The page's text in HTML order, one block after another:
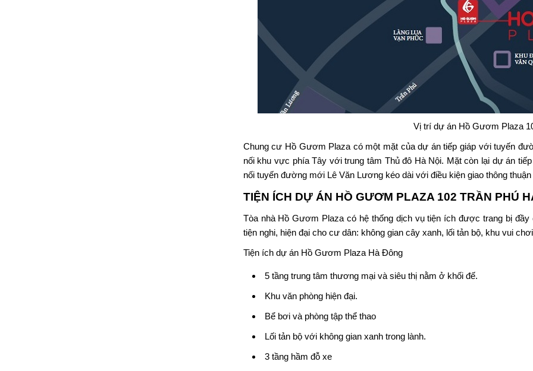
Vị trí dự án Hồ Gươm Plaza
Chung cư Hồ Gươm Plaza có một mặt của dự án tiếp giáp với tuyến
nối khu vực phía Tây với trung tâm Thủ đô Hà Nội. Mặt còn lại dự án
nối tuyến đường mới Lê Văn Lương kéo dài với điều kiện giao thông
TIỆN ÍCH DỰ ÁN HỒ GƯƠM PLAZA 102 TRẦN PHÚ
Tòa nhà Hồ Gươm Plaza có hệ thống dịch vụ tiện ích được trang bị
tiện nghi, hiện đại cho cư dân: không gian cây xanh, lối tản bộ, khu vui
Tiện ích dự án Hồ Gươm Plaza Hà Đông
5 tầng trung tâm thương mại và siêu thị nằm ở khối đế.
Khu văn phòng hiện đại.
Bể bơi và phòng tập thể thao
Lối tản bộ với không gian xanh trong lành.
3 tầng hầm đỗ xe